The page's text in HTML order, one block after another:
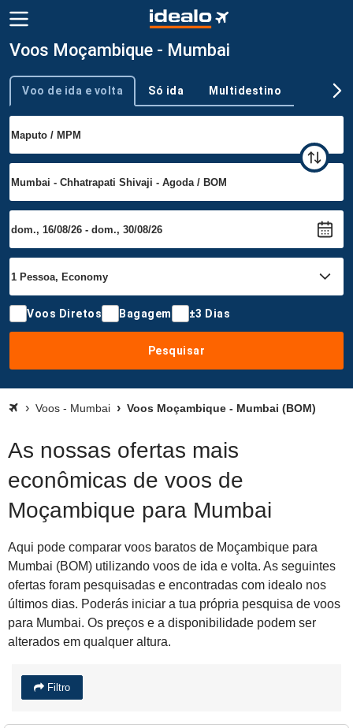
Voos Moçambique - Mumbai
Tipo de viagem
Voo de ida e volta Só ida Multidestino
Voos Diretos Bagagem ±3 Dias
Pesquisar
Voos - Mumbai Voos Moçambique - Mumbai (BOM)
As nossas ofertas mais
econômicas de voos de
Moçambique para Mumbai
Aqui pode comparar voos baratos de Moçambique para
Mumbai (BOM) utilizando voos de ida e volta. As seguintes
ofertas foram pesquisadas e encontradas com idealo nos
últimos dias. Poderás iniciar a tua própria pesquisa de voos
para Mumbai. Os preços e a disponibilidade podem ser
alterados em qualquer altura.
Filtro